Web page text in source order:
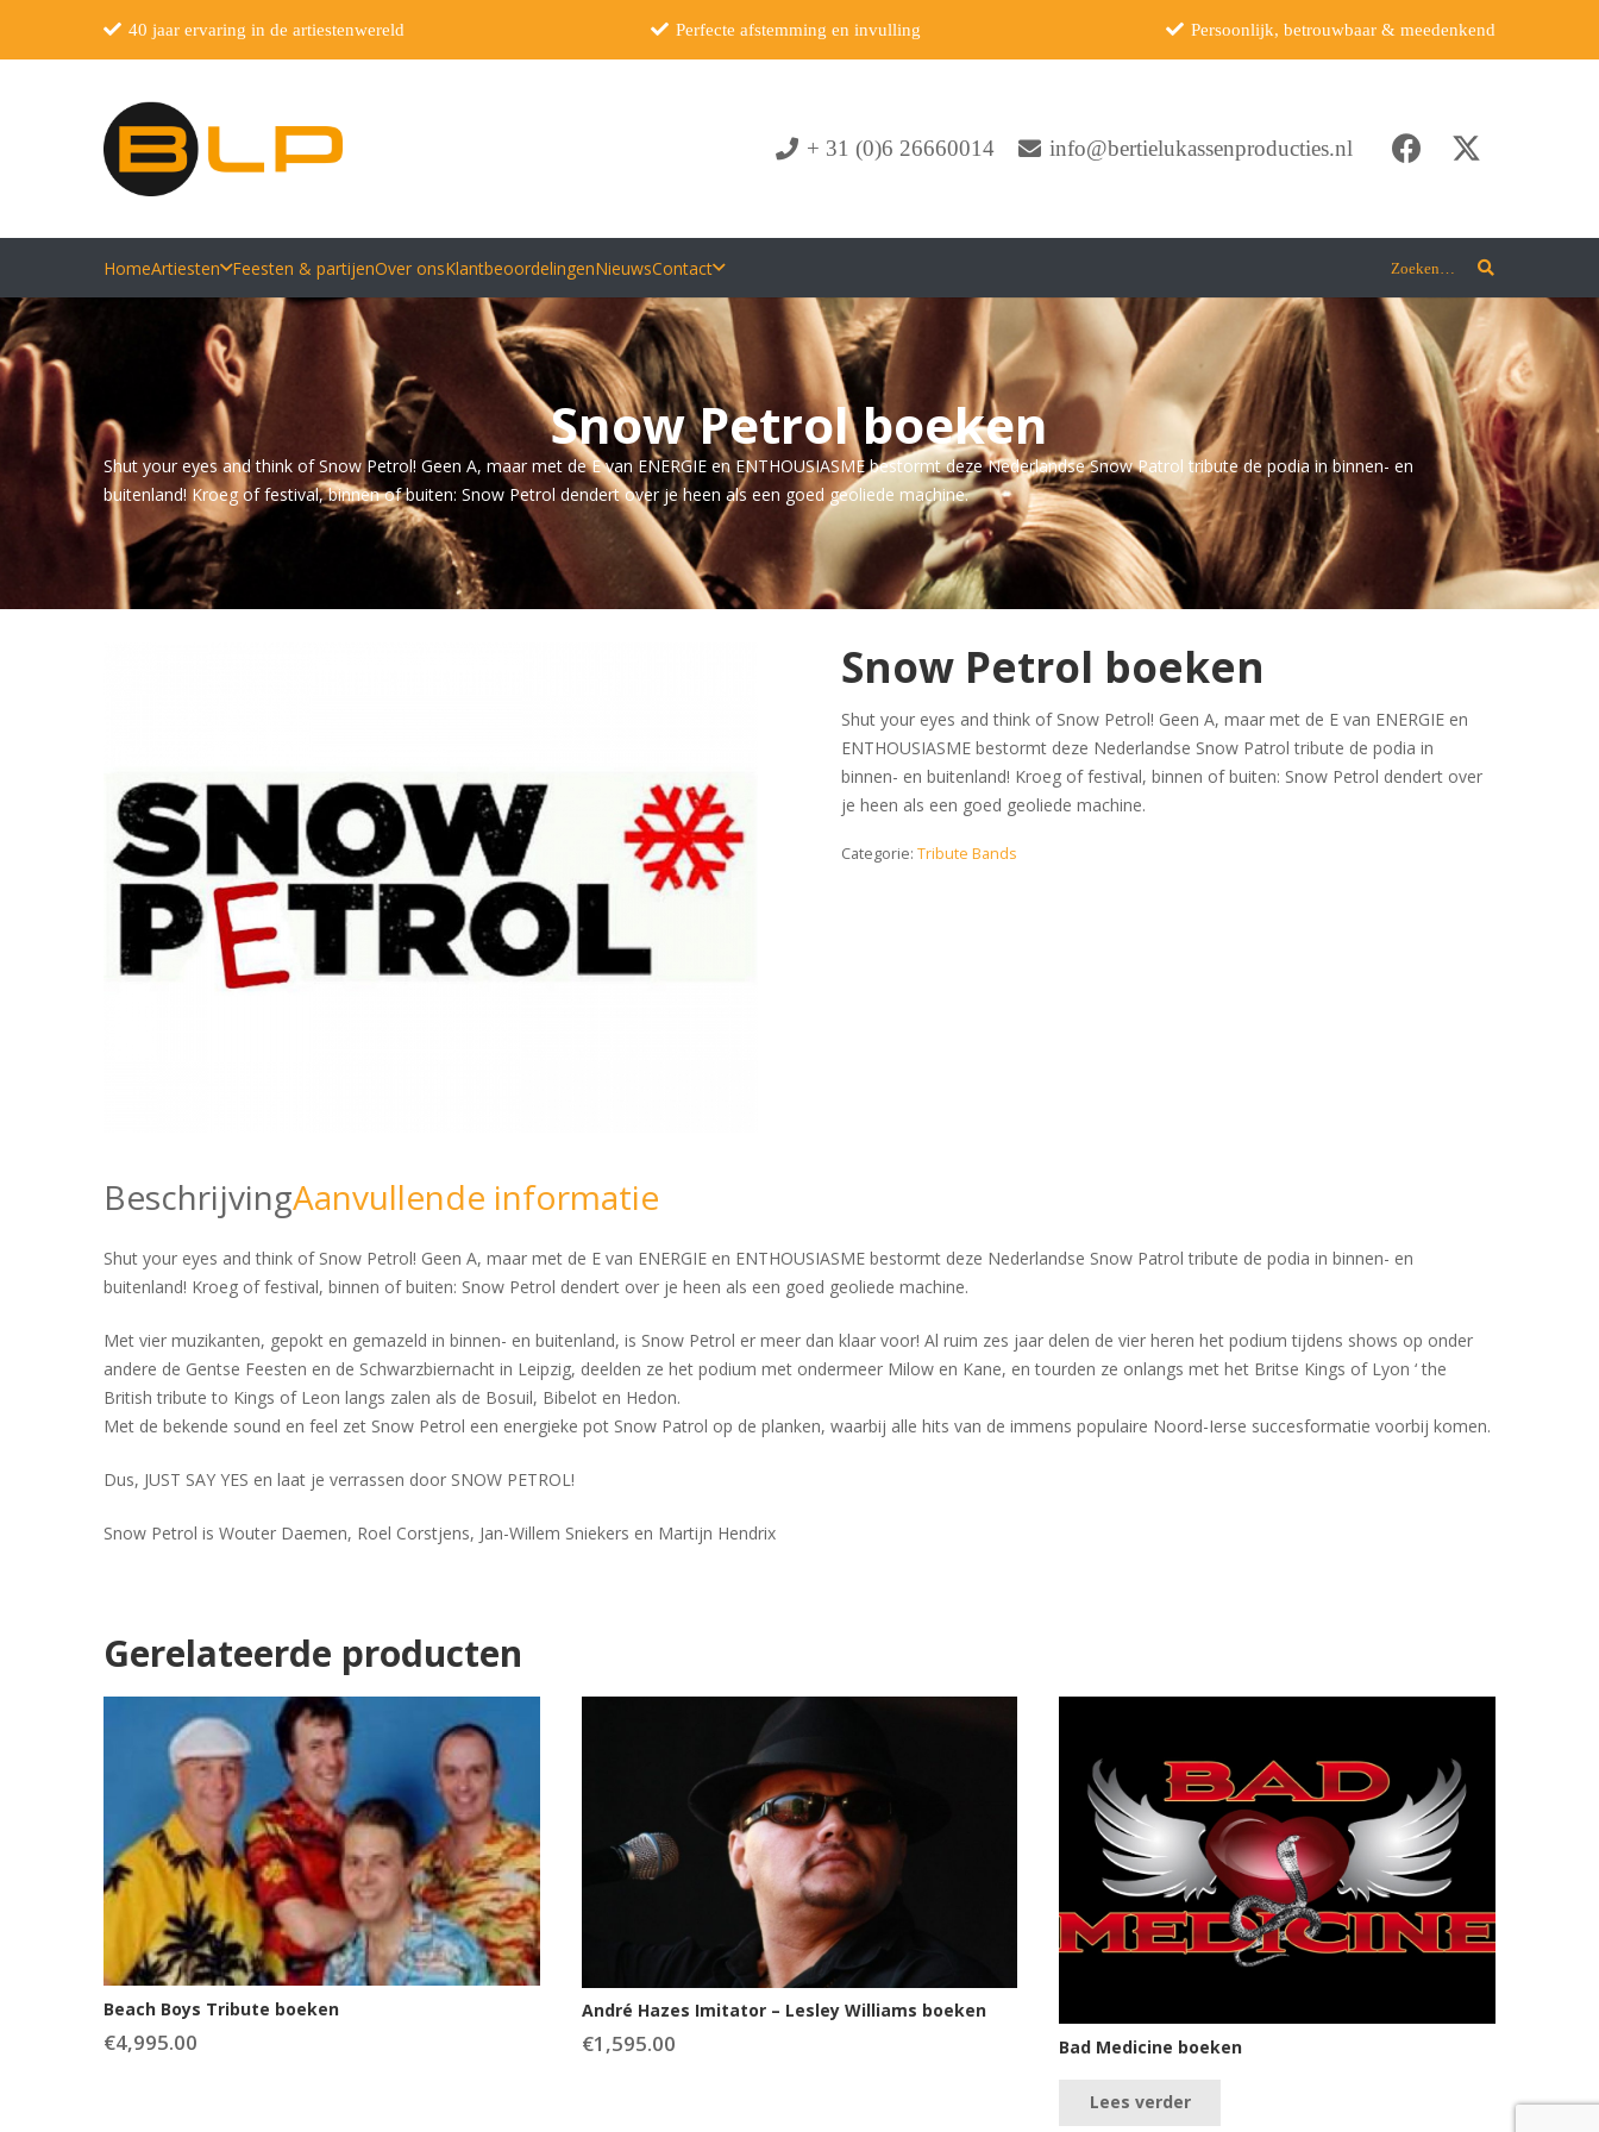
40 jaar ervaring in de artiestenwereld Perfecte afstemming en invulling Persoonlijk, betrouwbaar & meedenkend
+ 31 (0)6 26660014 info@bertielukassenproducties.nl
HomeArtiesten Feesten & partijenOver onsKlantbeoordelingenNieuwsContact Zoeken…
Snow Petrol boeken
Shut your eyes and think of Snow Petrol! Geen A, maar met de E van ENERGIE en ENTHOUSIASME bestormt deze Nederlandse Snow Patrol tribute de podia in binnen- en
buitenland! Kroeg of festival, binnen of buiten: Snow Petrol dendert over je heen als een goed geoliede machine.
Snow Petrol boeken
Shut your eyes and think of Snow Petrol! Geen A, maar met de E van ENERGIE en
ENTHOUSIASME bestormt deze Nederlandse Snow Patrol tribute de podia in
binnen- en buitenland! Kroeg of festival, binnen of buiten: Snow Petrol dendert over
je heen als een goed geoliede machine.
Categorie:Tribute Bands
BeschrijvingAanvullende informatie
Shut your eyes and think of Snow Petrol! Geen A, maar met de E van ENERGIE en ENTHOUSIASME bestormt deze Nederlandse Snow Patrol tribute de podia in binnen- en
buitenland! Kroeg of festival, binnen of buiten: Snow Petrol dendert over je heen als een goed geoliede machine.
Met vier muzikanten, gepokt en gemazeld in binnen- en buitenland, is Snow Petrol er meer dan klaar voor! Al ruim zes jaar delen de vier heren het podium tijdens shows op onder
andere de Gentse Feesten en de Schwarzbiernacht in Leipzig, deelden ze het podium met ondermeer Milow en Kane, en tourden ze onlangs met het Britse Kings of Lyon ‘ the
British tribute to Kings of Leon langs zalen als de Bosuil, Bibelot en Hedon.
Met de bekende sound en feel zet Snow Petrol een energieke pot Snow Patrol op de planken, waarbij alle hits van de immens populaire Noord-Ierse succesformatie voorbij komen.
Dus, JUST SAY YES en laat je verrassen door SNOW PETROL!
Snow Petrol is Wouter Daemen, Roel Corstjens, Jan-Willem Sniekers en Martijn Hendrix
Gerelateerde producten
Beach Boys Tribute boeken
€4,995.00
André Hazes Imitator – Lesley Williams boeken
€1,595.00 Bad Medicine boeken
Lees verder